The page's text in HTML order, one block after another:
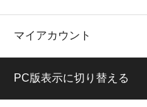
マイアカウント
PC版表示に切り替える